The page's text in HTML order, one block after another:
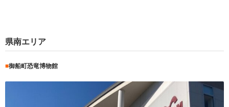
県南エリア
■御船町恐竜博物館